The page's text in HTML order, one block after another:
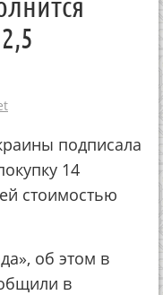
подписала
14
стоимостью
об этом в
в